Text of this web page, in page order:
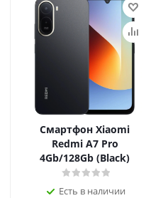
Смартфон Xiaomi
Redmi A7 Pro
4Gb/128Gb (Black)
Есть в наличии